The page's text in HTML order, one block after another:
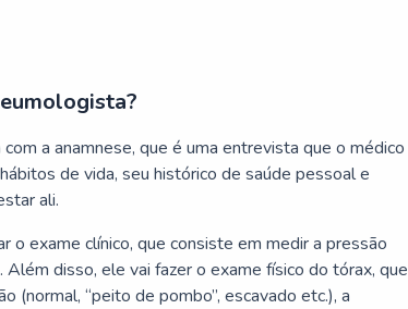
a anamnese, que é uma entrevista que o médico
de vida, seu histórico de saúde pessoal e
ali.
o exame clínico, que consiste em medir a pressão
disso, ele vai fazer o exame físico do tórax, que
(normal, “peito de pombo”, escavado etc.), a